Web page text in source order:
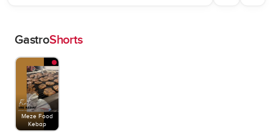
GastroShorts
Meze Food
Kebap